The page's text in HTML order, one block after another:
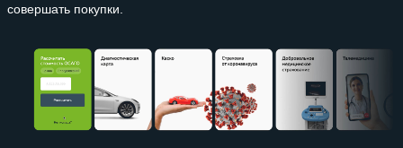
совершать покупки.